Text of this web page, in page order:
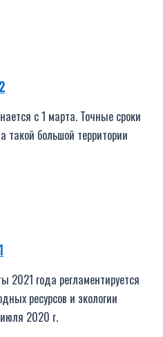
с 1 марта. Точные сроки
такой большой территории
2021 года регламентируется
ресурсов и экологии
2020 г.